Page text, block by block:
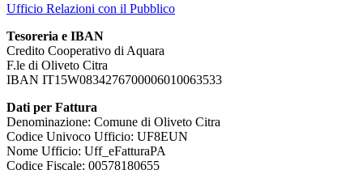
Ufficio Relazioni con il Pubblico
Tesoreria e IBAN
Credito Cooperativo di Aquara
F.le di Oliveto Citra
IBAN IT15W0834276700006010063533
Dati per Fattura
Denominazione: Comune di Oliveto Citra
Codice Univoco Ufficio: UF8EUN
Nome Ufficio: Uff_eFatturaPA
Codice Fiscale: 00578180655